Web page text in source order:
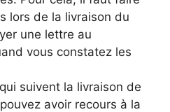
lors de la livraison du
une lettre au
vous constatez les
suivent la livraison de
avoir recours à la